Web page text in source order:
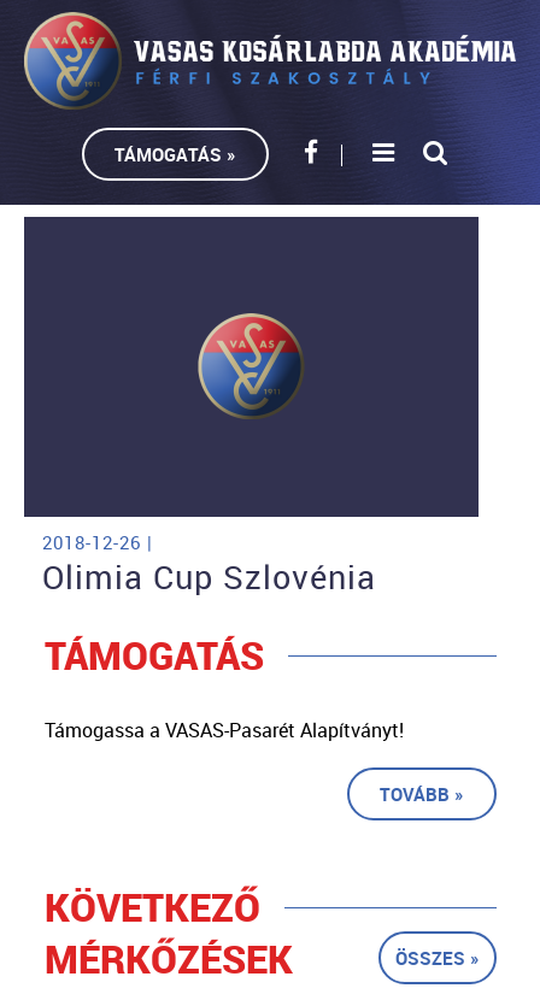
TÁMOGATÁS »
2018-12-26 |
Olimia Cup Szlovénia
TÁMOGATÁS
Támogassa a VASAS-Pasarét Alapítványt!
TOVÁBB »
KÖVETKEZŐ
MÉRKŐZÉSEK
ÖSSZES »